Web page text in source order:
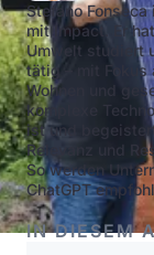
Stefano
mit Impact. Er
Umwelt studiert
tätig – mit Fokus
Wohnen und
komplexe
ist und
Relevanz und
So werden
ChatGPT
IN DIESEM